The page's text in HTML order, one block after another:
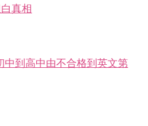
真相
中到高中由不合格到英文第